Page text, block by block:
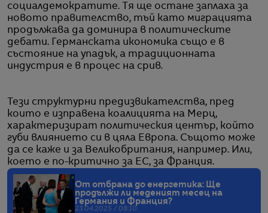
социалдемократите. Тя ще остане заплаха за
новото правителство, тъй като миграцията
продължава да доминира в политическите
дебати. Германската икономика също е в
състояние на упадък, а традиционната
индустрия е в процес на срив.
Тези структурни предизвикателства, пред
които е изправена коалицията на Мерц,
характеризират политическия център, който
губи влиянието си в цяла Европа. Същото може
да се каже и за Великобритания, например. Или,
което е по-критично за ЕС, за Франция.
От отбрана до енергетика: Ще
продължи ли меденият месец на
Германия и Франция?
23.04.2025 / 08:10